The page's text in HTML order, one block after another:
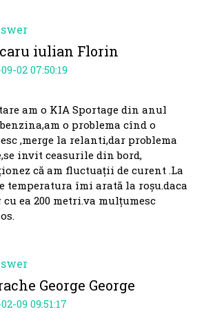
iulian Florin
02 07:50:19
am o KIA Sportage din anul
benzina,am o problema cînd o
,merge la relanti,dar problema
invit ceasurile din bord,
că am fluctuații de curent .La
temperatura îmi arată la roșu.daca
cu ea 200 metri.va mulțumesc
George George
09 09:51:17